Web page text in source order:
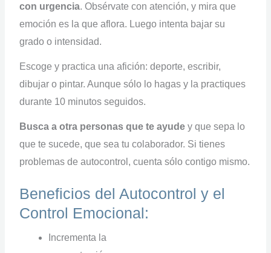
con urgencia. Obsérvate con atención, y mira que
emoción es la que aflora. Luego intenta bajar su
grado o intensidad.
Escoge y practica una afición: deporte, escribir,
dibujar o pintar. Aunque sólo lo hagas y la practiques
durante 10 minutos seguidos.
Busca a otra personas que te ayudey que sepa lo
que te sucede, que sea tu colaborador. Si tienes
problemas de autocontrol, cuenta sólo contigo mismo.
Beneficios del Autocontrol y el
Control Emocional:
Incrementa la